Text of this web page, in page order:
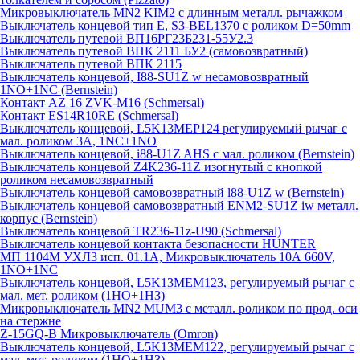
Микровыключатель MN2 KIM2 с длинным металл. рычажком
Выключатель концевой тип Е, S3-BEL1370 с роликом D=50mm
Выключатель путевой ВП16РГ23Б231-55У2.3
Выключатель путевой ВПК 2111 БУ2 (самовозвратный)
Выключатель путевой ВПК 2115
Выключатель концевой, I88-SU1Z w несамовозвратный
1NO+1NC (Bernstein)
Контакт AZ 16 ZVK-M16 (Schmersal)
Контакт ES14R10RE (Schmersal)
Выключатель концевой, L5K13MEP124 регулируемый рычаг с
мал. роликом 3А, 1NC+1NO
Выключатель концевой, i88-U1Z AHS с мал. роликом (Bernstein)
Выключатель концевой Z4K236-11Z изогнутый с кнопкой
роликом несамовозвратный
Выключатель концевой самовозвратный l88-U1Z w (Bernstein)
Выключатель концевой самовозвратный ENM2-SU1Z iw металл.
корпус (Bernstein)
Выключатель концевой TR236-11z-U90 (Schmersal)
Выключатель концевой контакта безопасности HUNTER
МП 1104М УХЛ3 исп. 01.1А, Микровыключатель 10А 660V,
1NO+1NC
Выключатель концевой, L5K13MEM123, регулируемый рычаг с
мал. мет. роликом (1НО+1НЗ)
Микровыключатель MN2 MUM3 с металл. роликом по прод. оси
на стержне
Z-15GQ-B Микровыключатель (Omron)
Выключатель концевой, L5K13MEM122, регулируемый рычаг с